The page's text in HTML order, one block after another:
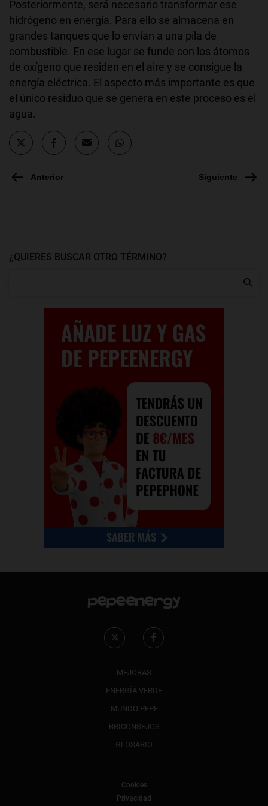
Posteriormente, será necesario transformar ese
hidrógeno en energía. Para ello se almacena en
grandes tanques que lo envían a una pila de
combustible. En ese lugar se funde con los átomos
de oxígeno que residen en el aire y se consigue la
energía eléctrica. El aspecto más importante es que
el único residuo que se genera en este proceso es el
agua.
Anterior Siguiente
¿QUIERES BUSCAR OTRO TÉRMINO?
MEJORAS
ENERGÍA VERDE
MUNDO PEPE
BRICONSEJOS
GLOSARIO
Cookies
Privacidad